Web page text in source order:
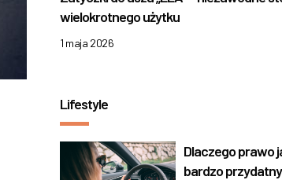
wielokrotnego użytku
1 maja 2026
Lifestyle
Dlaczego prawo
bardzo